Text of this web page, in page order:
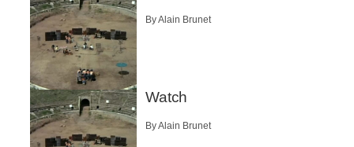
By Alain Brunet
Watch
By Alain Brunet